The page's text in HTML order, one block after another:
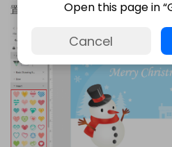
置，也可以用同樣的方式操作。
Open this page in
Cancel